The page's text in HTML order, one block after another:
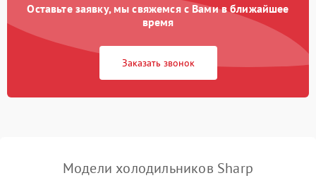
Образование конденсата
1800 ₽ Подробнее →
Сбой в работе инвертора
работе
2000 ₽ Подробнее →
Оставьте заявку, мы свяжемся с Вами в ближайшее
время
Заказать звонок
Модели холодильников Sharp